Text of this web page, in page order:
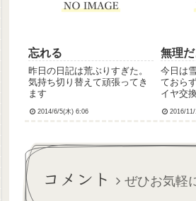
考えたらすごく立派！」と太
忘れる
昨日の日記は荒ぶりすぎた。
気持ち切り替えて頑張ってき
ます
2014/6/5(木) 6:06
無理だ
今日は
ておら
イヤ交
はリー
いんじ
ないう
2016/
コメント ぜひお気軽